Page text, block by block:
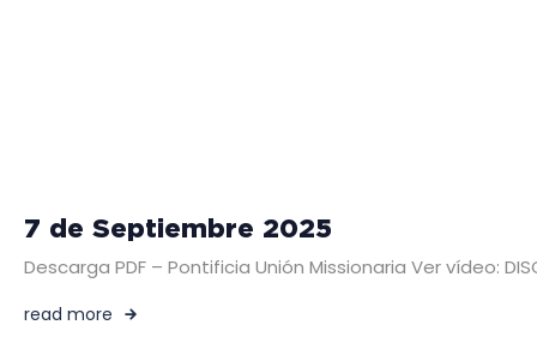
7 de Septiembre 2025
Descarga PDF – Pontificia Unión Missionaria Ver vídeo:
read more